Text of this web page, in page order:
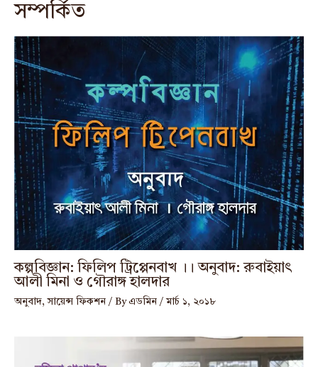
সম্পর্কিত
কল্পবিজ্ঞান: ফিলিপ ট্রিপ্পেনবাখ ।। অনুবাদ: রুবাইয়াৎ
আলী মিনা ও গৌরাঙ্গ হালদার
অনুবাদ,সায়েন্স ফিকশন / Byএডমিন /মার্চ ১, ২০১৮